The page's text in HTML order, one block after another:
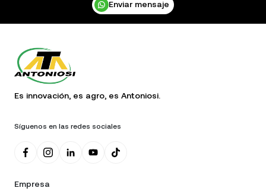
Enviar mensaje
Es innovación, es agro, es Antoniosi.
Síguenos en las redes sociales
Empresa